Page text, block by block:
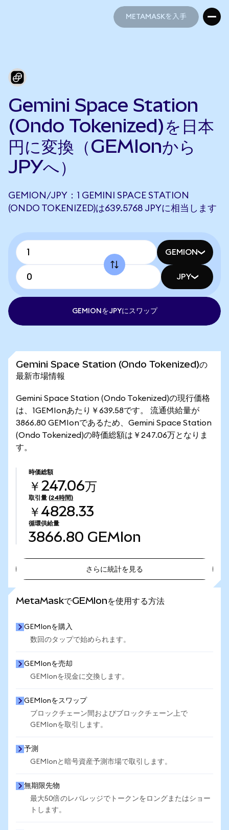
METAMASKを入手
Gemini Space Station
(Ondo Tokenized)を日本
円に変換（GEMIonから
JPYへ）
GEMION/JPY：1 GEMINI SPACE STATION
(ONDO TOKENIZED)は639.5768 JPYに相当します
GEMION
JPY
GEMIONをJPYにスワップ
Gemini Space Station (Ondo Tokenized)の
最新市場情報
Gemini Space Station (Ondo Tokenized)の現行価格
は、1GEMIonあたり￥639.58です。 流通供給量が
3866.80 GEMIonであるため、Gemini Space Station
(Ondo Tokenized)の時価総額は￥247.06万となりま
す。
時価総額
￥247.06万
取引量 (24時間)
￥4828.33
循環供給量
3866.80 GEMIon
さらに統計を見る
MetaMaskでGEMIonを使用する方法
GEMIonを購入
数回のタップで始められます。
GEMIonを売却
GEMIonを現金に交換します。
GEMIonをスワップ
ブロックチェーン間およびブロックチェーン上で
GEMIonを取引します。
予測
GEMIonと暗号資産予測市場で取引します。
無期限先物
最大50倍のレバレッジでトークンをロングまたはショー
トします。